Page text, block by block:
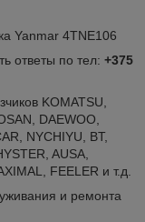
Yanmar 4TNE106
ответы по тел: +375
KOMATSU,
DAEWOO,
NYCHIYU, BT,
AUSA,
FEELER и т.д.
и ремонта